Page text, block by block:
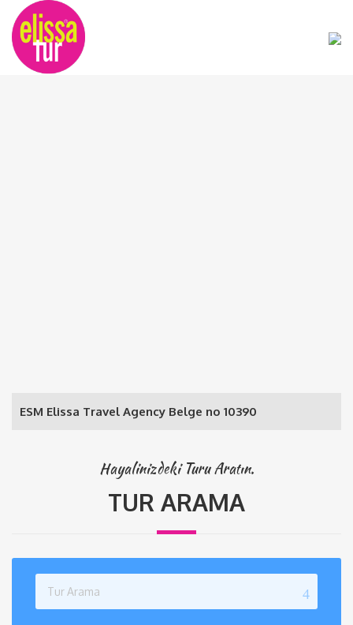
ESM Elissa Travel Agency Belge no 10390
Hayalinizdeki Turu Aratın.
TUR ARAMA